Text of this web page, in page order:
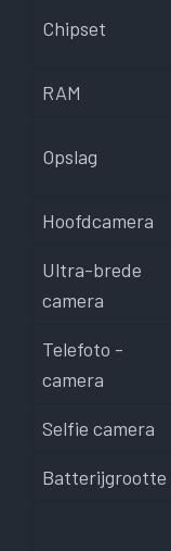
Chipset
RAM
Opslag
Hoofdcamera
Ultra-brede
camera
Telefoto -
camera
Selfie camera
Batterijgrootte